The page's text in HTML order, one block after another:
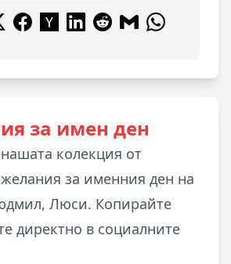
за имен ден
колекция от
за именния ден на
Люси. Копирайте
директно в социалните